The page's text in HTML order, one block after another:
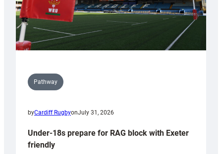
Pathway
byCardiff RugbyonJuly 31, 2026
Under-18s prepare for RAG block with Exeter
friendly